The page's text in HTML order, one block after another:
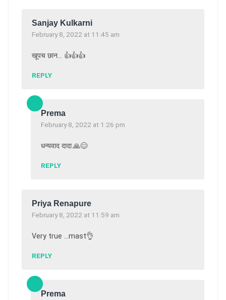
Sanjay Kulkarni
February 8, 2022 at 11:45 am
खूपच छान… 👍👍👍
REPLY
Prema
February 8, 2022 at 1:26 pm
धन्यवाद दादा.🙏😊
REPLY
Priya Renapure
February 8, 2022 at 11:59 am
Very true …mast👌
REPLY
Prema